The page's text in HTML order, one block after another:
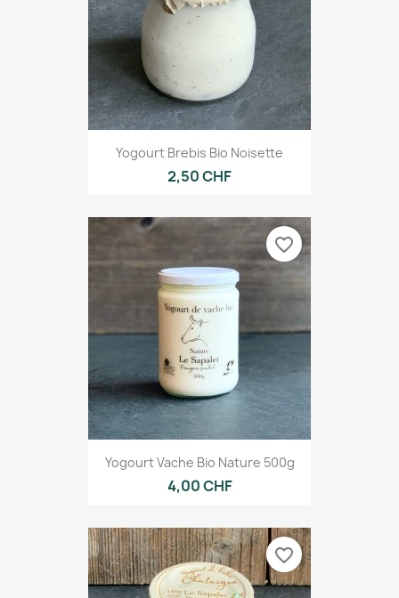
Yogourt Brebis Bio Noisette
2,50 CHF
Yogourt Vache Bio Nature 500g
4,00 CHF
favorite_border
favorite_border